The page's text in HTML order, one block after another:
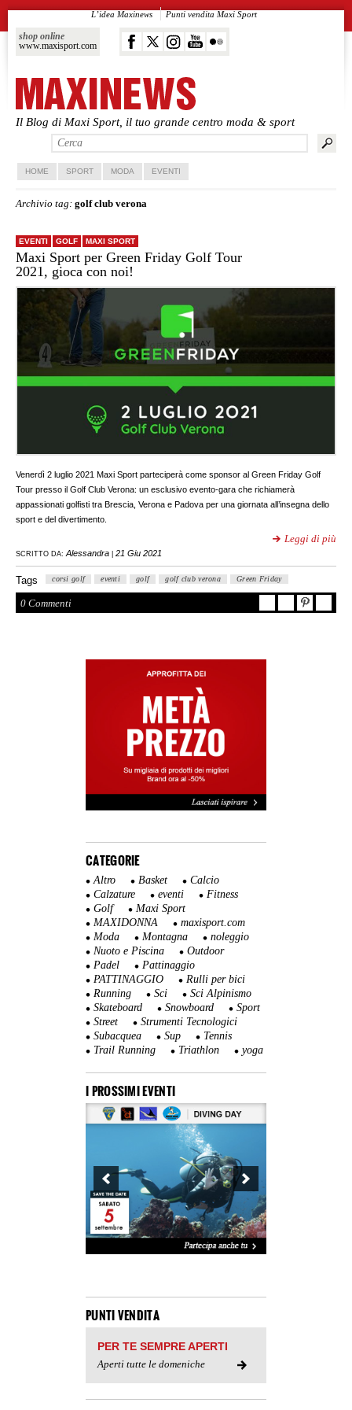
Il Blog di Maxi Sport, il tuo grande centro moda & sport
shop online
www.maxisport.com
L’idea Maxinews Punti vendita Maxi Sport
Vai al contenuto principale
Vai al contenuto secondario
HOME SPORT MODA EVENTI
Archivio tag:golf club verona
EVENTI GOLF MAXI SPORT
Maxi Sport per Green Friday Golf Tour
2021, gioca con noi!
Venerdì 2 luglio 2021 Maxi Sport parteciperà come sponsor al Green Friday Golf
Tour presso il Golf Club Verona: un esclusivo evento-gara che richiamerà
appassionati golfisti tra Brescia, Verona e Padova per una giornata all’insegna dello
sport e del divertimento.
Leggi di più
SCRITTO DA: Alessandra 21 Giu 2021
Tags corsi golf eventi golf golf club verona Green Friday
0 Commenti
CATEGORIE
Altro Basket
Calcio
Calzature
eventi
Fitness
Golf
Maxi Sport
MAXIDONNA
maxisport.com
Moda
Montagna
noleggio
Nuoto e Piscina
Outdoor
Padel
Pattinaggio
PATTINAGGIO
Rulli per bici
Running
Sci
Sci Alpinismo
Skateboard
Snowboard
Sport
Street
Strumenti Tecnologici
Subacquea
Sup
Tennis
Trail Running
Triathlon yoga
I PROSSIMI EVENTI
PUNTI VENDITA
PER TE SEMPRE APERTI
Aperti tutte le domeniche